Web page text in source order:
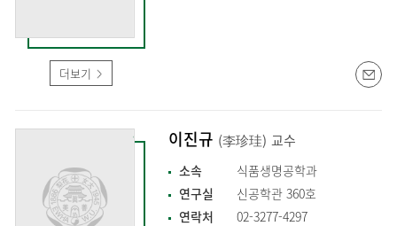
더보기
이진규 (李珍珪) 교수
소속
식품생명공학과
연구실
신공학관 360호
연락처
02-3277-4297